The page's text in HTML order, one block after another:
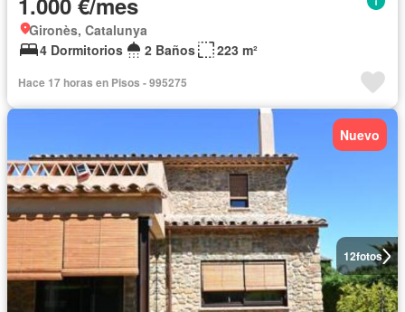
Gironès, Catalunya
4 Dormitorios
2 Baños 223 m²
Hace 17 horas en Pisos - 995275
12fotos
Nuevo